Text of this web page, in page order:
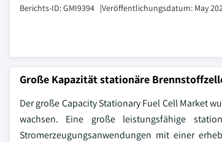
Berichts-ID: GMI9394 |Veröffentlichungsdatum: May
Große Kapazität stationäre
Der große Capacity Stationary Fuel Cell Market
wachsen. Eine große leistungsfähige
Stromerzeugungsanwendungen mit einer